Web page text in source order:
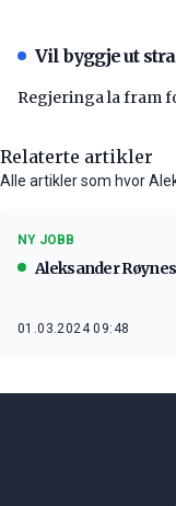
Vil byggje ut
Regjeringa la fram
Relaterte artikler
Alle artikler som hvor
NY JOBB
Aleksander
01.03.2024 09:48